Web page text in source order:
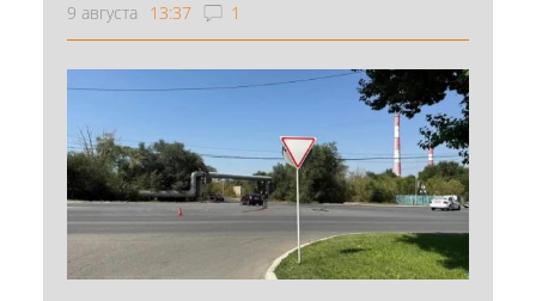
9 августа 13:37 1